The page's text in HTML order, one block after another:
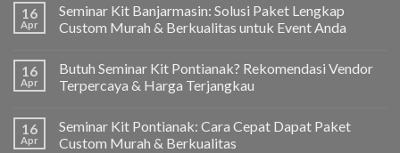
16
Apr
Seminar Kit Banjarmasin: Solusi Paket Lengkap
Custom Murah & Berkualitas untuk Event Anda
16
Apr
Butuh Seminar Kit Pontianak? Rekomendasi Vendor
Terpercaya & Harga Terjangkau
16
Apr
Seminar Kit Pontianak: Cara Cepat Dapat Paket
Custom Murah & Berkualitas